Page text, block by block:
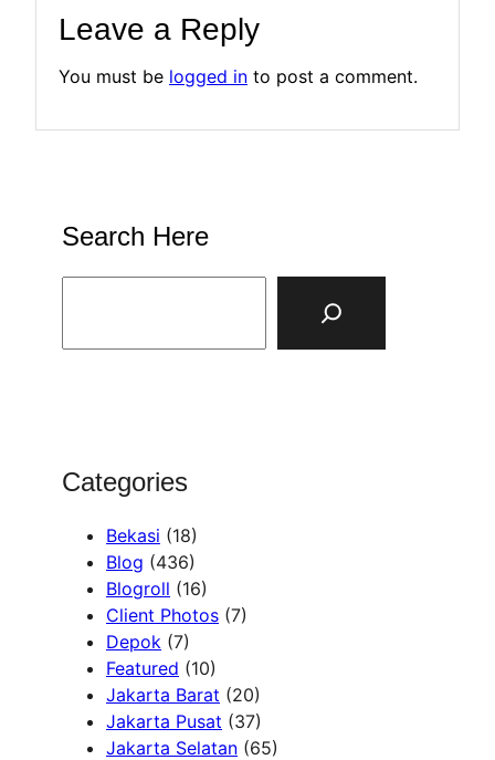
Leave a Reply
You must be logged in to post a comment.
Search Here
Categories
Bekasi (18)
Blog (436)
Blogroll (16)
Client Photos (7)
Depok (7)
Featured (10)
Jakarta Barat (20)
Jakarta Pusat (37)
Jakarta Selatan (65)